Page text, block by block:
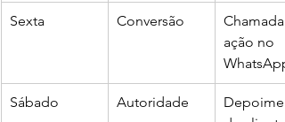
Sexta Conversão
Chamada
ação no
WhatsApp
Sábado Autoridade